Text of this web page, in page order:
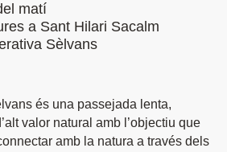
matí
a Sant Hilari Sacalm
Sèlvans
és una passejada lenta,
valor natural amb l’objectiu que
amb la natura a través dels